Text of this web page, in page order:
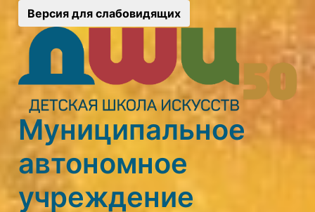
Версия для слабовидящих
Муниципальное
автономное
учреждение